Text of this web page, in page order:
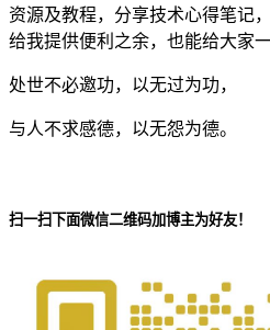
资源及教程，分享技术心得笔记
给我提供便利之余，也能给大家
处世不必邀功，以无过为功，
与人不求感德，以无怨为德。
扫一扫下面微信二维码加博主为好友！